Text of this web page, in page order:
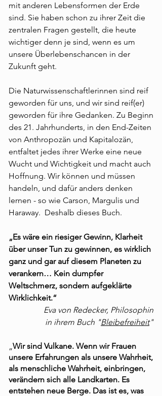
mit anderen Lebensformen der Erde
sind. Sie haben schon zu ihrer Zeit die
zentralen Fragen gestellt, die heute
wichtiger denn je sind, wenn es um
unsere Überlebenschancen in der
Zukunft geht.
Die Naturwissenschaftlerinnen sind reif
geworden für uns, und wir sind reif(er)
geworden für ihre Gedanken. Zu Beginn
des 21. Jahrhunderts, in den End-Zeiten
von Anthropozän und Kapitalozän,
entfaltet jedes ihrer Werke eine neue
Wucht und Wichtigkeit und macht auch
Hoffnung. Wir können und müssen
handeln, und dafür anders denken
lernen - so wie Carson, Margulis und
Haraway. Deshalb dieses Buch.
„Es wäre ein riesiger Gewinn, Klarheit
über unser Tun zu gewinnen, es wirklich
ganz und gar auf diesem Planeten zu
verankern… Kein dumpfer
Weltschmerz, sondern aufgeklärte
Wirklichkeit.“
Eva von Redecker, Philosophin
in ihrem Buch "Bleibefreiheit"
„Wir sind Vulkane. Wenn wir Frauen
unsere Erfahrungen als unsere Wahrheit,
als menschliche Wahrheit, einbringen,
verändern sich alle Landkarten. Es
entstehen neue Berge. Das ist es, was